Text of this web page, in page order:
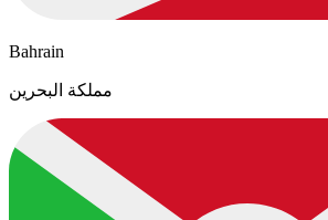
Bahrain
مملكة البحرين